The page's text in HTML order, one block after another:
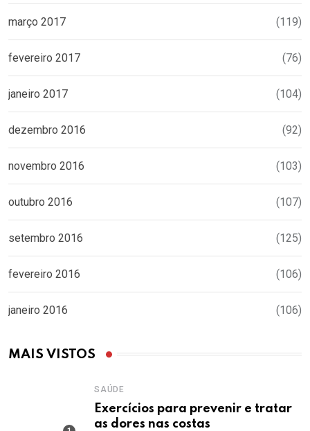
março 2017 (119)
fevereiro 2017 (76)
janeiro 2017 (104)
dezembro 2016 (92)
novembro 2016 (103)
outubro 2016 (107)
setembro 2016 (125)
fevereiro 2016 (106)
janeiro 2016 (106)
MAIS VISTOS
SAÚDE
Exercícios para prevenir e tratar
as dores nas costas